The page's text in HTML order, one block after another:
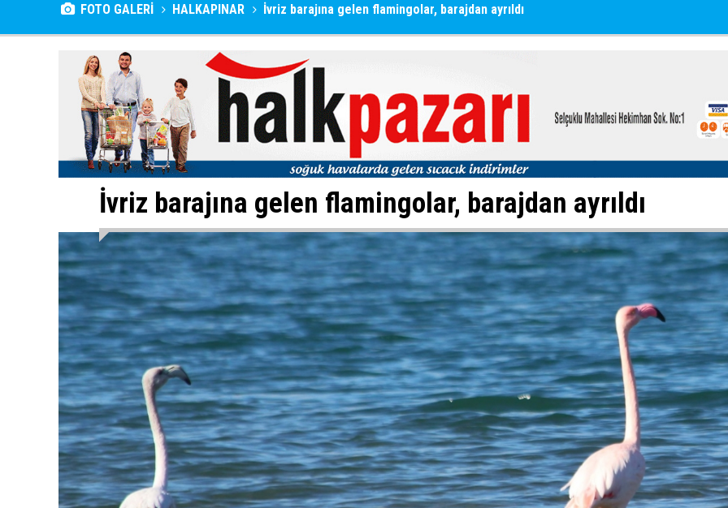
FOTO GALERİ HALKAPINAR İvriz barajına gelen flamingolar, barajdan ayrıldı
İvriz barajına gelen flamingolar, barajdan ayrıldı